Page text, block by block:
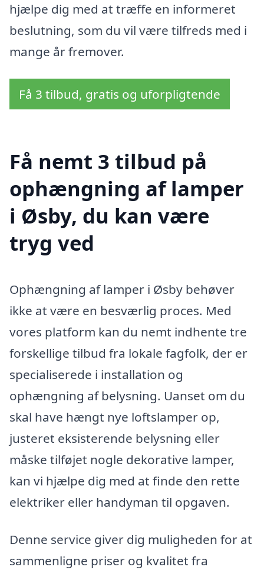
hjælpe dig med at træffe en informeret
beslutning, som du vil være tilfreds med i
mange år fremover.
Få 3 tilbud, gratis og uforpligtende
Få nemt 3 tilbud på
ophængning af lamper
i Øsby, du kan være
tryg ved
Ophængning af lamper i Øsby behøver
ikke at være en besværlig proces. Med
vores platform kan du nemt indhente tre
forskellige tilbud fra lokale fagfolk, der er
specialiserede i installation og
ophængning af belysning. Uanset om du
skal have hængt nye loftslamper op,
justeret eksisterende belysning eller
måske tilføjet nogle dekorative lamper,
kan vi hjælpe dig med at finde den rette
elektriker eller handyman til opgaven.
Denne service giver dig muligheden for at
sammenligne priser og kvalitet fra